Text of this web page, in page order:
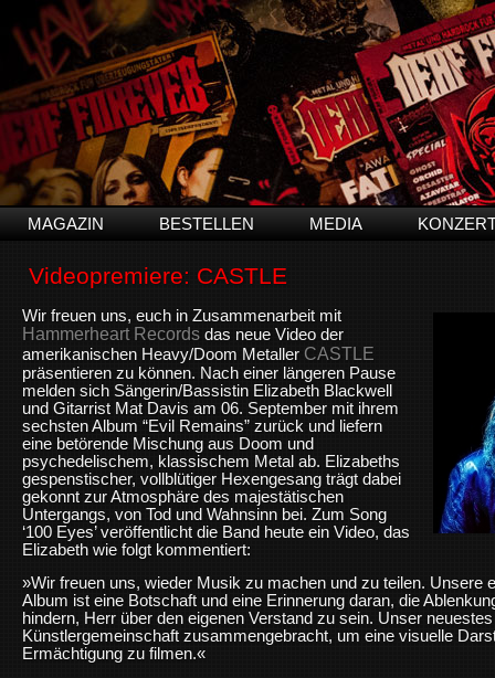
MAGAZIN BESTELLEN MEDIA
Videopremiere: CASTLE
Wir freuen uns, euch in Zusammenarbeit mit
Hammerheart Records das neue Video der
amerikanischen Heavy/Doom Metaller CASTLE
präsentieren zu können. Nach einer längeren Pause
melden sich Sängerin/Bassistin Elizabeth Blackwell
und Gitarrist Mat Davis am 06. September mit ihrem
sechsten Album “Evil Remains” zurück und liefern
eine betörende Mischung aus Doom und
psychedelischem, klassischem Metal ab. Elizabeths
gespenstischer, vollblütiger Hexengesang trägt dabei
gekonnt zur Atmosphäre des majestätischen
Untergangs, von Tod und Wahnsinn bei. Zum Song
‘100 Eyes’ veröffentlicht die Band heute ein Video, das
Elizabeth wie folgt kommentiert:
»Wir freuen uns, wieder Musik zu machen und zu teilen. Unsere
Album ist eine Botschaft und eine Erinnerung daran, die
hindern, Herr über den eigenen Verstand zu sein. Unser
Künstlergemeinschaft zusammengebracht, um eine visuelle
Ermächtigung zu filmen.«